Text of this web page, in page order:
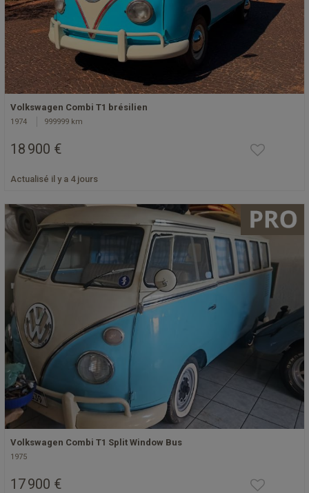
Volkswagen Combi T1 brésilien
1974 999999 km
18 900 €
Actualisé il y a 4 jours
Volkswagen Combi T1 Split Window Bus
1975
17 900 €